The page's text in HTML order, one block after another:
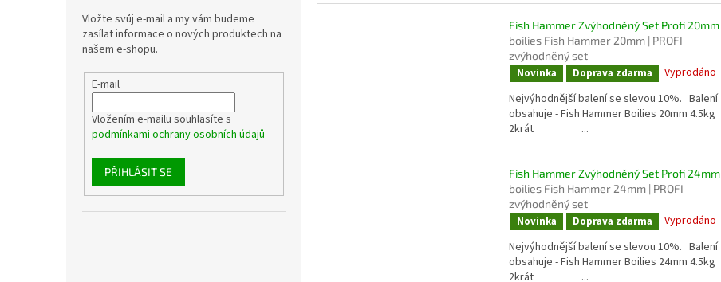
Vložte svůj e-mail a my vám budeme
zasílat informace o nových produktech na
našem e-shopu.
E-mail
Vložením e-mailu souhlasíte s
podmínkami ochrany osobních údajů
PŘIHLÁSIT SE
Fish Hammer Zvýhodněný Set Profi 20mm
boilies Fish Hammer 20mm | PROFI
zvýhodněný set
Novinka Doprava zdarma
Vyprodáno
Nejvýhodnější balení se slevou 10%. Balení
obsahuje - Fish Hammer Boilies 20mm 4.5kg
2krát ...
Fish Hammer Zvýhodněný Set Profi 24mm
boilies Fish Hammer 24mm | PROFI
zvýhodněný set
Novinka Doprava zdarma
Vyprodáno
Nejvýhodnější balení se slevou 10%. Balení
obsahuje - Fish Hammer Boilies 24mm 4.5kg
2krát ...